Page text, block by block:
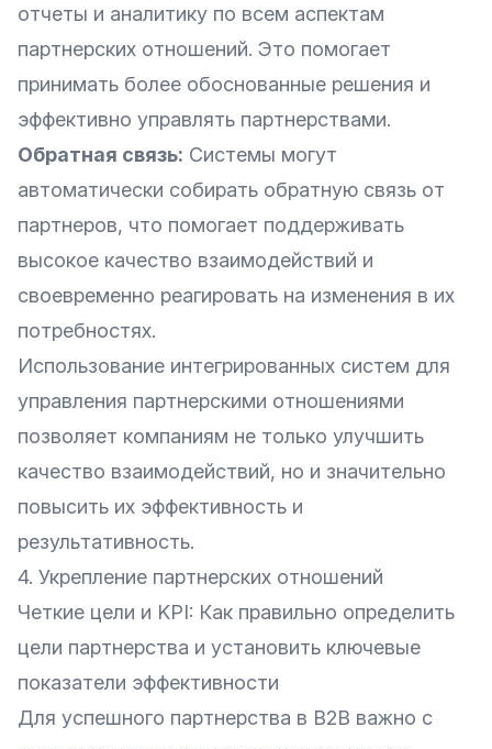
отчеты и аналитику по всем аспектам
партнерских отношений. Это помогает
принимать более обоснованные решения и
эффективно управлять партнерствами.
Обратная связь: Системы могут
автоматически собирать обратную связь от
партнеров, что помогает поддерживать
высокое качество взаимодействий и
своевременно реагировать на изменения в их
потребностях.
Использование интегрированных систем для
управления партнерскими отношениями
позволяет компаниям не только улучшить
качество взаимодействий, но и значительно
повысить их эффективность и
результативность.
4. Укрепление партнерских отношений
Четкие цели и KPI: Как правильно определить
цели партнерства и установить ключевые
показатели эффективности
Для успешного партнерства в B2B важно с